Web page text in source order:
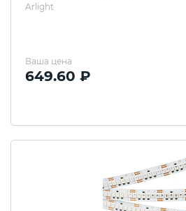
Arlight
Ваша цена
649.60 ₽